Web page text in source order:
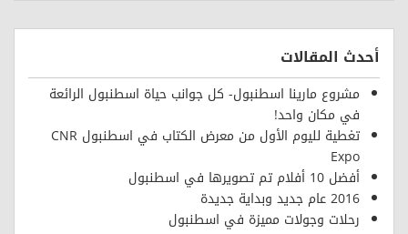
أحدث المقالات
مشروع مارينا اسطنبول- كل جوانب حياة اسطنبول الرائعة
في مكان واحد!
تغطية لليوم الأول من معرض الكتاب في اسطنبول CNR
Expo
أفضل 10 أفلام تم تصويرها في اسطنبول
2016 عام جديد وبداية جديدة
رحلات وجولات مميزة في اسطنبول